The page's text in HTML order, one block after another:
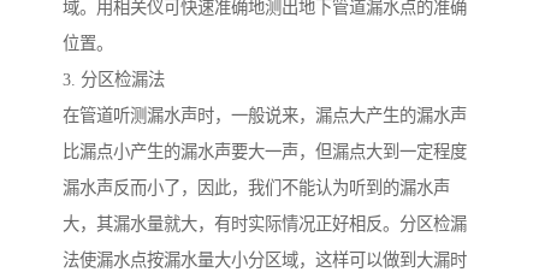
域。用相关仪可快速准确地测出地下管道漏水点的准确
位置。
3. 分区检漏法
在管道听测漏水声时，一般说来，漏点大产生的漏水声
比漏点小产生的漏水声要大一声，但漏点大到一定程度
漏水声反而小了，因此，我们不能认为听到的漏水声
大，其漏水量就大，有时实际情况正好相反。分区检漏
法使漏水点按漏水量大小分区域，这样可以做到大漏时